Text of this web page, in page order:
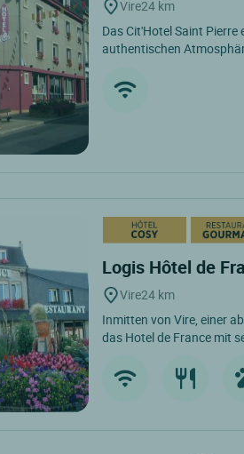
Vire24 km
Das Cit'Hotel Saint
authentischen
Logis Hôtel de
Vire24 km
Inmitten von Vire, einer
das Hotel de France mit